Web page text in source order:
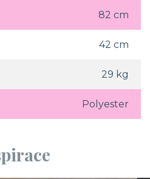
82 cm
42 cm
29 kg
Polyester